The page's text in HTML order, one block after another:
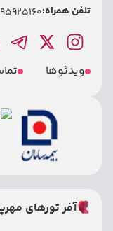
تلفن همراه:
ویدئوها
آفر تورهای